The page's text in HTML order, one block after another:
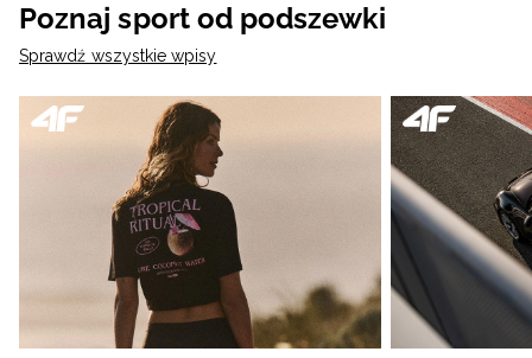
Poznaj sport od podszewki
Sprawdź wszystkie wpisy